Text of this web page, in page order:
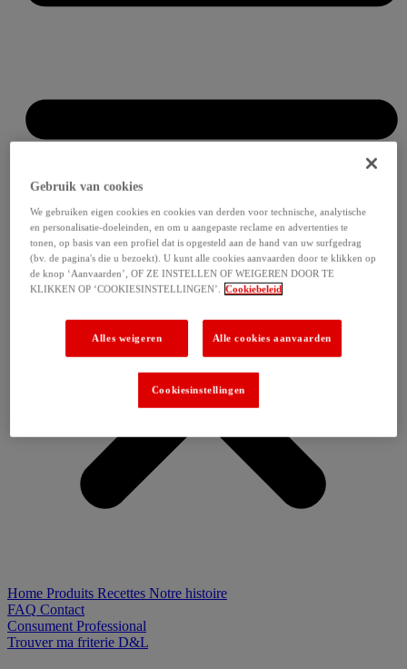
Home Produits Recettes Notre histoire
FAQ Contact
Consument Professional
Trouver ma friterie D&L
Gebruik van cookies
We gebruiken eigen cookies en cookies van derden voor technische, analytische
en personalisatie-doeleinden, en om u aangepaste reclame en advertenties te
tonen, op basis van een profiel dat is opgesteld aan de hand van uw surfgedrag
(bv. de pagina's die u bezoekt). U kunt alle cookies aanvaarden door te klikken op
de knop ‘Aanvaarden’, OF ZE INSTELLEN OF WEIGEREN DOOR TE
KLIKKEN OP ‘COOKIESINSTELLINGEN’. Cookiebeleid
Alles weigeren Alle cookies aanvaarden
Cookiesinstellingen